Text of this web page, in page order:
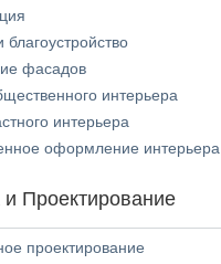
фасадов
интерьера
интерьера
оформление интерьера
и Проектирование
проектирование